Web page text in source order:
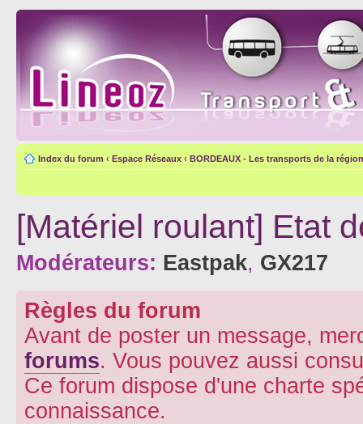
Index du forum ‹ Espace Réseaux ‹ BORDEAUX - Les transports de la
[Matériel roulant] Etat
Modérateurs: Eastpak, GX217
Règles du forum
Avant de poster un message,
forums. Vous pouvez aussi
Ce forum dispose d'une charte
connaissance.